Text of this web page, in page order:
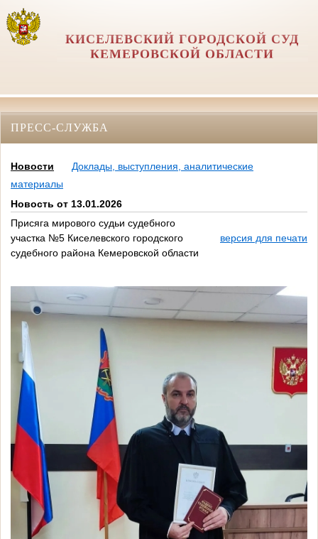
КИСЕЛЕВСКИЙ ГОРОДСКОЙ СУД
КЕМЕРОВСКОЙ ОБЛАСТИ
ПРЕСС-СЛУЖБА
Новости
Доклады, выступления, аналитические
материалы
Новость от 13.01.2026
Присяга мирового судьи судебного
участка №5 Киселевского городского
судебного района Кемеровской области
версия для печати